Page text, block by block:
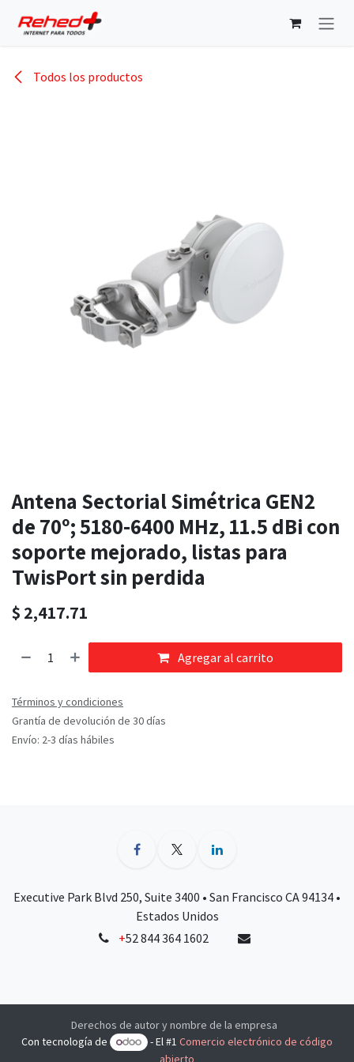
Todos los productos
Antena Sectorial Simétrica GEN2
de 70º; 5180-6400 MHz, 11.5 dBi con
soporte mejorado, listas para
TwisPort sin perdida
$ 2,417.71
Agregar al carrito
Términos y condiciones
Grantía de devolución de 30 días
Envío: 2-3 días hábiles
Executive Park Blvd 250, Suite 3400 • San Francisco CA 94134 •
Estados Unidos
+52 844 364 1602
Derechos de autor y nombre de la empresa
Con tecnología de
- El #1Comercio electrónico de código
abierto